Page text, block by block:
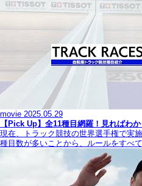
movie 2025.05.29
【Pick Up】全11種目網羅！見ればわ
現在、トラック競技の世界選手権で実
種目数が多いことから、ルールをすべ